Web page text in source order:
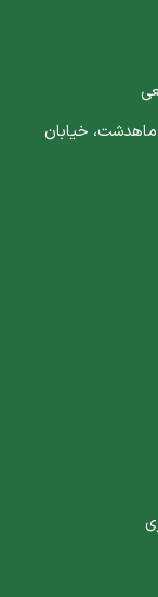
کرج، کیلومتر 5 جاده ماهدشت، خیابان